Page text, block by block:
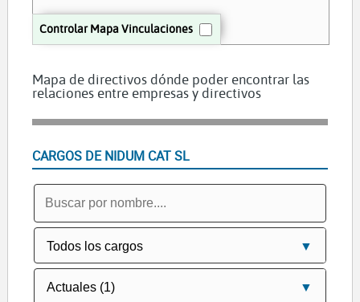
Controlar Mapa Vinculaciones
Mapa de directivos dónde poder encontrar las
relaciones entre empresas y directivos
CARGOS DE NIDUM CAT SL